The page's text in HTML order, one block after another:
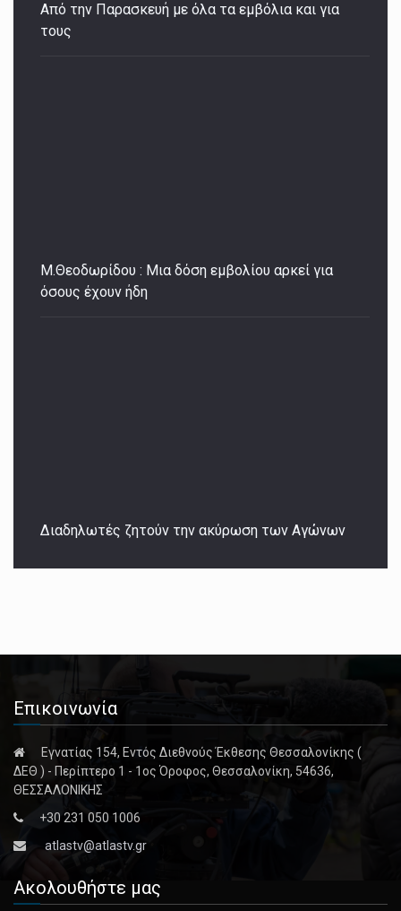
Από την Παρασκευή με όλα τα εμβόλια και για
τους
Μ.Θεοδωρίδου : Μια δόση εμβολίου αρκεί για
όσους έχουν ήδη
Διαδηλωτές ζητούν την ακύρωση των Αγώνων
Επικοινωνία
Εγνατίας 154, Εντός Διεθνούς Έκθεσης Θεσσαλονίκης (
ΔΕΘ ) - Περίπτερο 1 - 1ος Όροφος, Θεσσαλονίκη, 54636,
ΘΕΣΣΑΛΟΝΙΚΗΣ
+30 231 050 1006
atlastv@atlastv.gr
Ακολουθήστε μας